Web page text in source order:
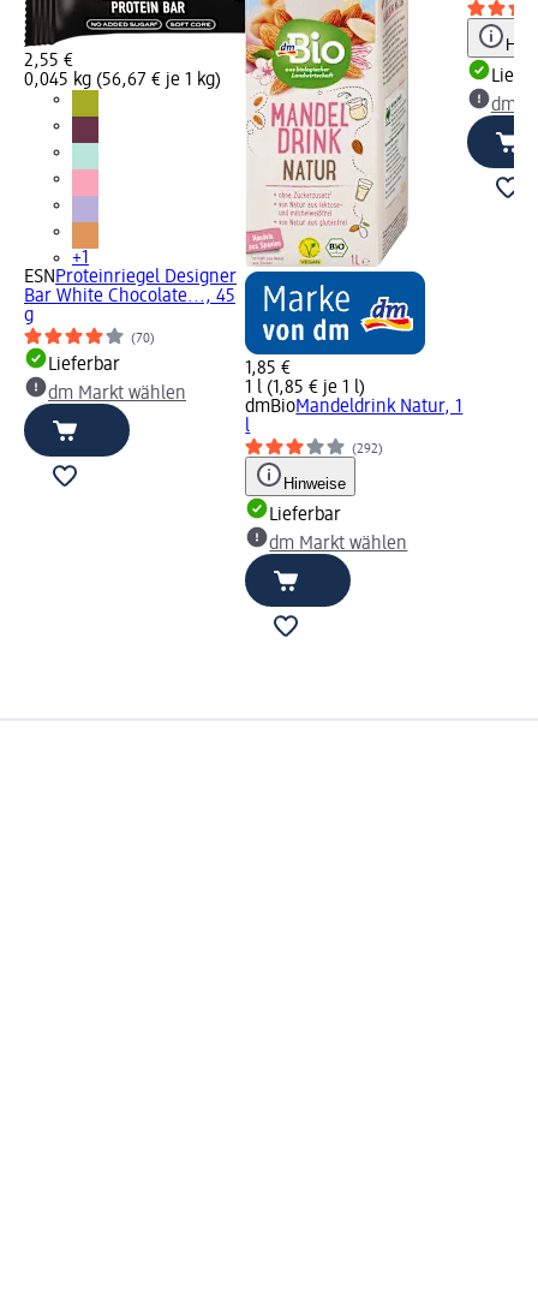
2,55 €
0,045 kg (56,67 € je 1 kg)
+1
ESNProteinriegel Designer
Bar White Chocolate..., 45
g
(70)
Lieferbar
dm Markt wählen
1,85 €
1 l (1,85 € je 1 l)
dmBioMandeldrink Natur, 1
l
(292)
Hinweise
Lieferbar
dm Markt wählen
dm